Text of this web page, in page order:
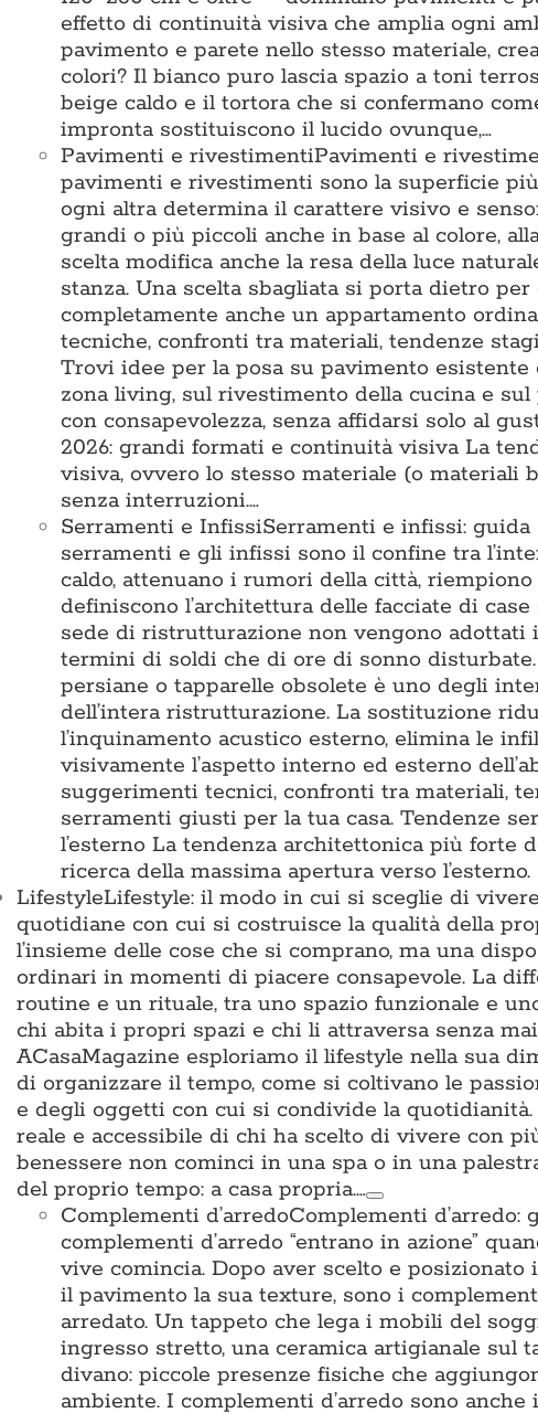
effetto di continuità visiva che amplia ogni
pavimento e parete nello stesso materiale,
colori? Il bianco puro lascia spazio a toni
beige caldo e il tortora che si confermano
impronta sostituiscono il lucido ovunque,…
Pavimenti e rivestimentiPavimenti e
pavimenti e rivestimenti sono la superficie
ogni altra determina il carattere visivo e
grandi o più piccoli anche in base al colore,
scelta modifica anche la resa della luce
stanza. Una scelta sbagliata si porta dietro
completamente anche un appartamento
tecniche, confronti tra materiali, tendenze
Trovi idee per la posa su pavimento
zona living, sul rivestimento della cucina e
con consapevolezza, senza affidarsi solo al
2026: grandi formati e continuità visiva La
visiva, ovvero lo stesso materiale (o materiali
senza interruzioni.…
Serramenti e InfissiSerramenti e infissi:
serramenti e gli infissi sono il confine tra
caldo, attenuano i rumori della città,
definiscono l’architettura delle facciate di
sede di ristrutturazione non vengono
termini di soldi che di ore di sonno
persiane o tapparelle obsolete è uno degli
dell’intera ristrutturazione. La sostituzione
l’inquinamento acustico esterno, elimina le
visivamente l’aspetto interno ed esterno
suggerimenti tecnici, confronti tra materiali,
serramenti giusti per la tua casa. Tendenze
l’esterno La tendenza architettonica più forte
ricerca della massima apertura verso
LifestyleLifestyle: il modo in cui si sceglie di
quotidiane con cui si costruisce la qualità della
l’insieme delle cose che si comprano, ma una
ordinari in momenti di piacere consapevole. La
routine e un rituale, tra uno spazio funzionale e
chi abita i propri spazi e chi li attraversa senza
ACasaMagazine esploriamo il lifestyle nella sua
di organizzare il tempo, come si coltivano le
e degli oggetti con cui si condivide la
reale e accessibile di chi ha scelto di vivere con
benessere non cominci in una spa o in una
del proprio tempo: a casa propria.…
Complementi d’arredoComplementi d’arredo:
complementi d’arredo “entrano in azione”
vive comincia. Dopo aver scelto e
il pavimento la sua texture, sono i
arredato. Un tappeto che lega i mobili del
ingresso stretto, una ceramica artigianale sul
divano: piccole presenze fisiche che
ambiente. I complementi d’arredo sono